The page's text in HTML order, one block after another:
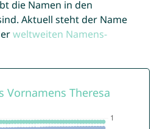
die Namen in den
Aktuell steht der Name
weltweiten Namens-